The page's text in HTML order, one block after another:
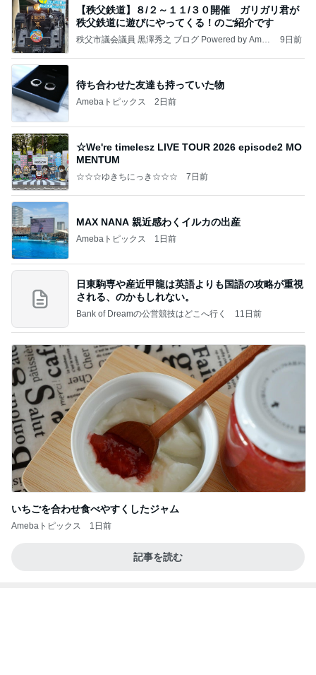
【秩父鉄道】８/２～１１/３０開催 ガリガリ君が
秩父鉄道に遊びにやってくる！のご紹介です
秩父市議会議員 黒澤秀之 ブログ Powered by Ameb
9日前
待ち合わせた友達も持っていた物
Amebaトピックス 2日前
☆We're timelesz LIVE TOUR 2026 episode2 MO
MENTUM
☆☆☆ゆきちにっき☆☆☆ 7日前
MAX NANA 親近感わくイルカの出産
Amebaトピックス 1日前
日東駒専や産近甲龍は英語よりも国語の攻略が重視
される、のかもしれない。
Bank of Dreamの公営競技はどこへ行く 11日前
いちごを合わせ食べやすくしたジャム
Amebaトピックス 1日前
記事を読む